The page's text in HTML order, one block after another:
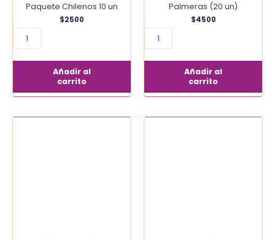
Paquete Chilenos 10 un
$2500
Añadir al
carrito
Palmeras (20 un)
$4500
Añadir al
carrito